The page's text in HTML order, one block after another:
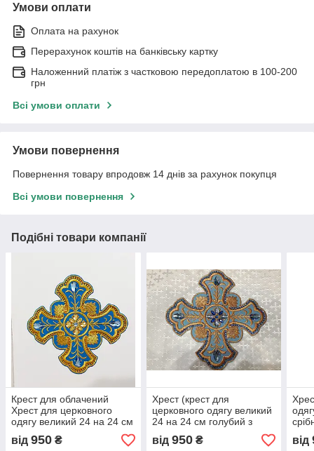
Умови оплати
Оплата на рахунок
Перерахунок коштів на банківську картку
Наложенний платіж з частковою передоплатою в 100-200
грн
Всі умови оплати
Умови повернення
Повернення товару впродовж 14 днів за рахунок покупця
Всі умови повернення
Подібні товари компанії
Крест для облачений
Хрест для церковного
одягу великий 24 на 24 см
голубий з синіми стразами
від 950 ₴
Хрест (крест для
церковного одягу великий
24 на 24 см голубий з
золотом з синіми і
голубими стразами
від 950₴ від